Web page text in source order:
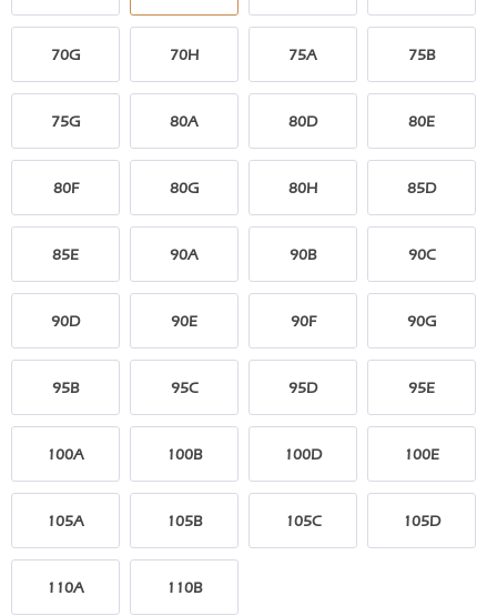
70G 70H 75A 75B
75G 80A 80D 80E
80F 80G 80H 85D
85E 90A 90B 90C
90D 90E 90F 90G
95B 95C 95D 95E
100A 100B 100D 100E
105A 105B 105C 105D
110A 110B